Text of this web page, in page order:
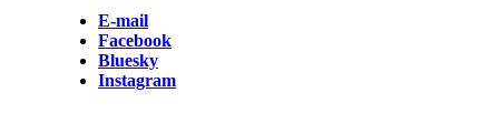
E-mail
Facebook
Bluesky
Instagram